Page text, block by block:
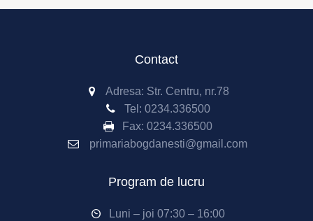
Contact
Adresa: Str. Centru, nr.78
Tel: 0234.336500
Fax: 0234.336500
primariabogdanesti@gmail.com
Program de lucru
Luni – joi 07:30 – 16:00